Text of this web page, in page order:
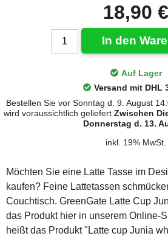
18,90 €
In den
Auf Lager
Versand mit DHL
Bestellen Sie vor Sonntag d. 9. August
wird voraussichtlich geliefert Zwischen
Donnerstag d. 13.
inkl. 19% MwSt.
Möchten Sie eine Latte Tasse im
kaufen? Feine Lattetassen
Couchtisch. GreenGate Latte Cup
das Produkt hier in unserem Online-
heißt das Produkt "Latte cup Junia